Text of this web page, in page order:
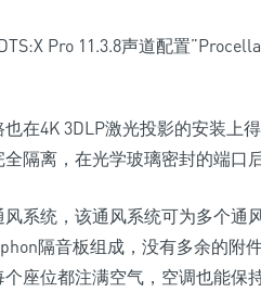
在4K 3DLP激光投影的安装上
隔离，在光学玻璃密封的端口
系统，该通风系统可为多个通
隔音板组成，没有多余的附
座位都注满空气，空调也能保